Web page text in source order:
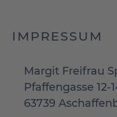
IMPRESSUM
Margit Freifrau
Pfaffengasse 12-
63739